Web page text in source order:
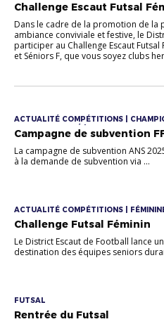
Challenge Escaut Futsal
Dans le cadre de la promotion de la
ambiance conviviale et festive, le
participer au Challenge Escaut
et Séniors F, que vous soyez clubs
ACTUALITÉ COMPÉTITIONS |
FOOT DIVERSIFIÉ | FOOTBALL
QUADRANGULAIRES
Campagne de subvention
La campagne de subvention ANS
à la demande de subvention via ...
ACTUALITÉ COMPÉTITIONS |
Challenge Futsal Féminin
Le District Escaut de Football lance
destination des équipes seniors
FUTSAL
Rentrée du Futsal